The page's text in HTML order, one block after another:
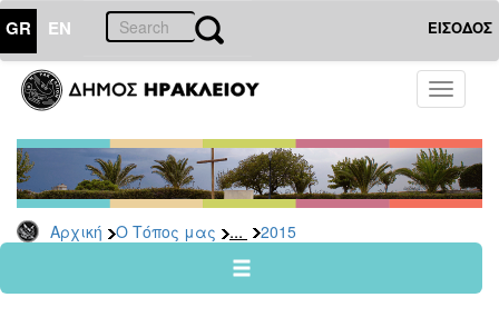
GR EN ΕΙΣΟΔΟΣ
Toggle
Αρχική Ο Τόπος μας ... 2015
ΤΟΠΟΣ
ΜΑΣ
Ανακοινώσεις
Αρχείο
2026
2024